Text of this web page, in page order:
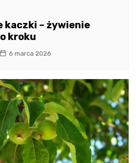
kaczki – żywienie
kroku
6 marca 2026